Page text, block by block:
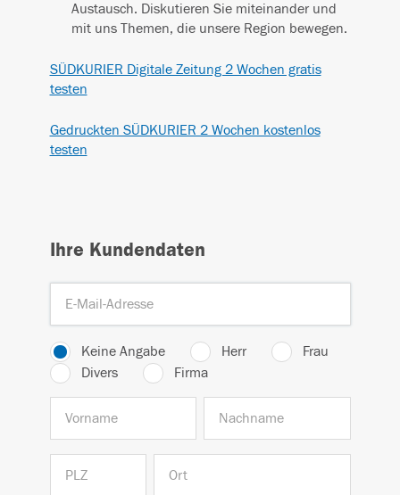
Austausch. Diskutieren Sie miteinander und
mit uns Themen, die unsere Region bewegen.
SÜDKURIER Digitale Zeitung 2 Wochen gratis
testen
Gedruckten SÜDKURIER 2 Wochen kostenlos
testen
Ihre Kundendaten
Keine Angabe Herr
Frau
Divers
Firma